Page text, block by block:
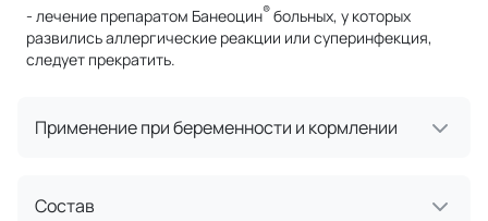
- лечение препаратом Банеоцин® больных, у которых
развились аллергические реакции или суперинфекция,
следует прекратить.
Применение при беременности и кормлении
Состав